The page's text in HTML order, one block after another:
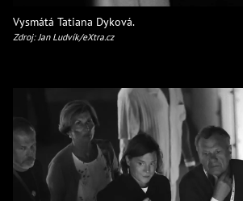
Vysmátá Tatiana Dyková.
Zdroj: Jan Ludvík/eXtra.cz